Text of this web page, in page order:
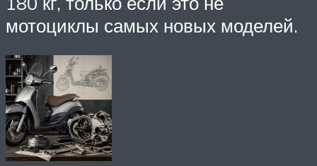
мотоциклы самых новых моделей.